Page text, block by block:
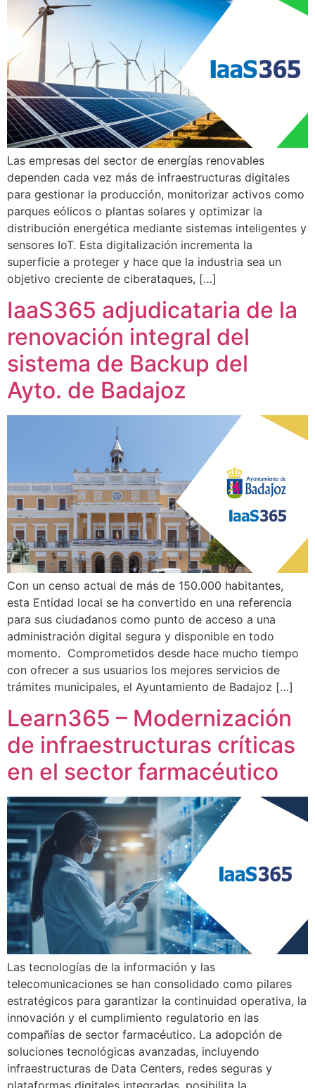
Las empresas del sector de energías renovables
dependen cada vez más de infraestructuras digitales
para gestionar la producción, monitorizar activos como
parques eólicos o plantas solares y optimizar la
distribución energética mediante sistemas inteligentes y
sensores IoT. Esta digitalización incrementa la
superficie a proteger y hace que la industria sea un
objetivo creciente de ciberataques, […]
IaaS365 adjudicataria de la
renovación integral del
sistema de Backup del
Ayto. de Badajoz
Con un censo actual de más de 150.000 habitantes,
esta Entidad local se ha convertido en una referencia
para sus ciudadanos como punto de acceso a una
administración digital segura y disponible en todo
momento. Comprometidos desde hace mucho tiempo
con ofrecer a sus usuarios los mejores servicios de
trámites municipales, el Ayuntamiento de Badajoz […]
Learn365 – Modernización
de infraestructuras críticas
en el sector farmacéutico
Las tecnologías de la información y las
telecomunicaciones se han consolidado como pilares
estratégicos para garantizar la continuidad operativa, la
innovación y el cumplimiento regulatorio en las
compañías de sector farmacéutico. La adopción de
soluciones tecnológicas avanzadas, incluyendo
infraestructuras de Data Centers, redes seguras y
plataformas digitales integradas, posibilita la